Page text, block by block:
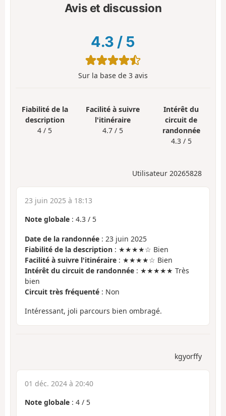
Avis et discussion
4.3 / 5
Sur la base de 3 avis
Fiabilité de la
description
4 / 5
Facilité à suivre
l'itinéraire
4.7 / 5
Intérêt du
circuit de
randonnée
4.3 / 5
Utilisateur 20265828
23 juin 2025 à 18:13
Note globale : 4.3 / 5
Date de la randonnée : 23 juin 2025
Fiabilité de la description : ★★★★☆ Bien
Facilité à suivre l'itinéraire : ★★★★☆ Bien
Intérêt du circuit de randonnée : ★★★★★ Très
bien
Circuit très fréquenté : Non
Intéressant, joli parcours bien ombragé.
kgyorffy
01 déc. 2024 à 20:40
Note globale : 4 / 5